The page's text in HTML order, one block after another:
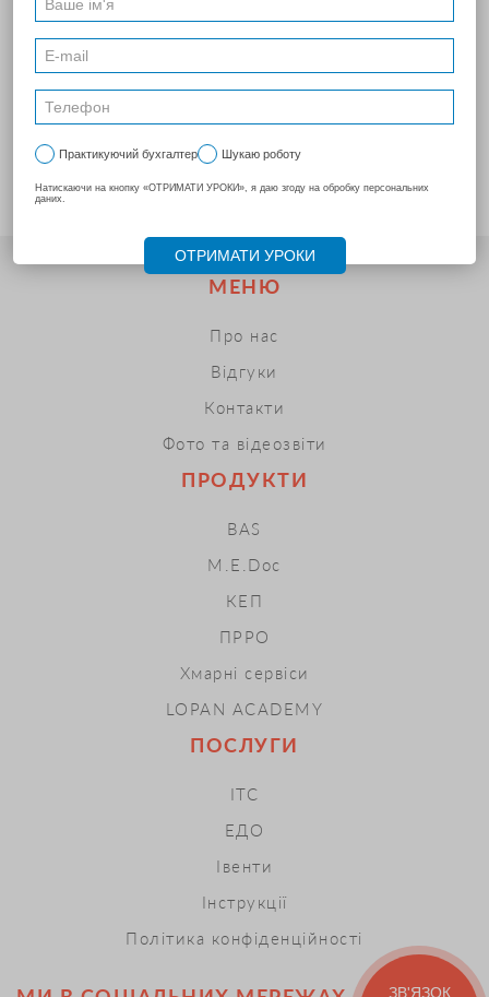
Формування і відправка заявок на продовження КЕП при
збереженні КЕП на ПК (якщо ви НЕ використовуєте токен у
роботі)— перейти.
Формування і відправка заявок на продовження КЕП при
збереженні закритого ключа на токені —перейти.
МЕНЮ
Про нас
Відгуки
Контакти
Фото та відеозвіти
ПРОДУКТИ
BAS
M.E.Doc
КЕП
ПРРО
Хмарні сервіси
LOPAN ACADEMY
ПОСЛУГИ
ІТС
ЕДО
Івенти
Інструкції
Політика конфіденційності
ЗВ'ЯЗОК